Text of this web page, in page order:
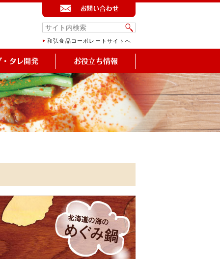
和弘食品コーポレートサイトへ